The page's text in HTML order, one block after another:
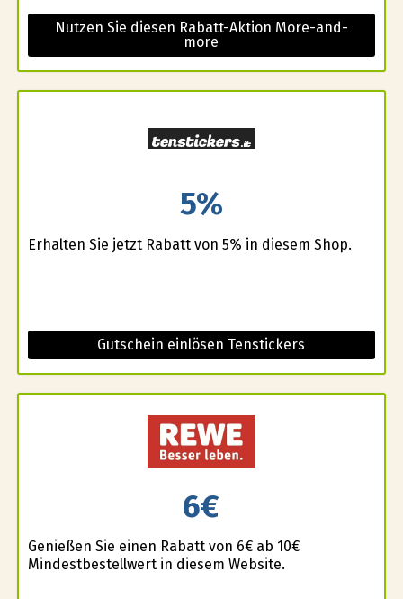
Nutzen Sie diesen Rabatt-Aktion More-and-
more
5%
Erhalten Sie jetzt Rabatt von 5% in diesem Shop.
Gutschein einlösen Tenstickers
6€
Genießen Sie einen Rabatt von 6€ ab 10€
Mindestbestellwert in diesem Website.